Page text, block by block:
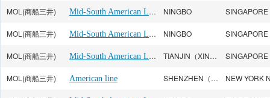
MOL(商船三井) Mid-South American Line NINGBO SINGAPORE
MOL(商船三井) Mid-South American Line NINGBO SINGAPORE
MOL(商船三井) Mid-South American Line TIANJIN（XINGANG） SINGAPORE
MOL(商船三井) American line SHENZHEN（YANTIAN） NEW YORK